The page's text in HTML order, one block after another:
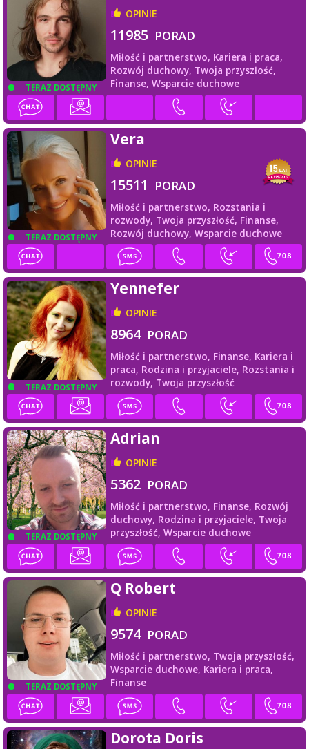
TERAZ DOSTĘPNY
OPINIE
11985 PORAD
Miłość i partnerstwo, Kariera i praca,
Rozwój duchowy, Twoja przyszłość,
Finanse, Wsparcie duchowe
TERAZ DOSTĘPNY
Vera
OPINIE
15511 PORAD
Miłość i partnerstwo, Rozstania i
rozwody, Twoja przyszłość, Finanse,
Rozwój duchowy, Wsparcie duchowe
TERAZ DOSTĘPNY
Yennefer
OPINIE
8964 PORAD
Miłość i partnerstwo, Finanse, Kariera i
praca, Rodzina i przyjaciele, Rozstania i
rozwody, Twoja przyszłość
TERAZ DOSTĘPNY
Adrian
OPINIE
5362 PORAD
Miłość i partnerstwo, Finanse, Rozwój
duchowy, Rodzina i przyjaciele, Twoja
przyszłość, Wsparcie duchowe
TERAZ DOSTĘPNY
Q Robert
OPINIE
9574 PORAD
Miłość i partnerstwo, Twoja przyszłość,
Wsparcie duchowe, Kariera i praca,
Finanse
Dorota Doris